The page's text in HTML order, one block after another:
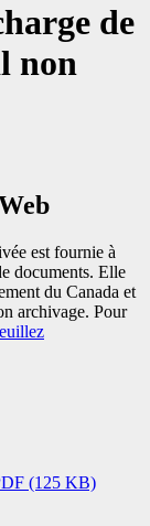
de
non
est fournie à
documents. Elle
du Canada et
archivage. Pour
(125 KB)